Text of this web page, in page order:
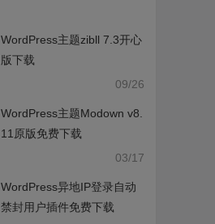
WordPress主题zibll 7.3开心
版下载
09/26
WordPress主题Modown v8.
11原版免费下载
03/17
WordPress异地IP登录自动
禁封用户插件免费下载